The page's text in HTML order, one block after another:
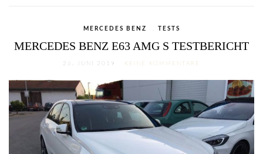
MERCEDES BENZ , TESTS
MERCEDES BENZ E63 AMG S TESTBERICHT
26. JUNI 2019 KEINE KOMMENTARE